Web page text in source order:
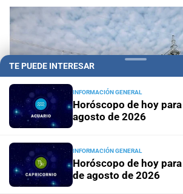
TE PUEDE INTERESAR
INFORMACIÓN GENERAL
Horóscopo de hoy
agosto de 2026
INFORMACIÓN GENERAL
Horóscopo de hoy
de agosto de 2026